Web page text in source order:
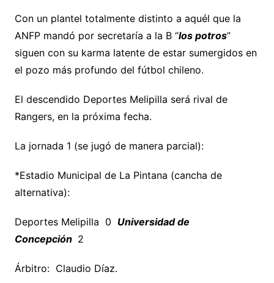
Con un plantel totalmente distinto a aquél que la
ANFP mandó por secretaría a la B “los potros”
siguen con su karma latente de estar sumergidos en
el pozo más profundo del fútbol chileno.
El descendido Deportes Melipilla será rival de
Rangers, en la próxima fecha.
La jornada 1 (se jugó de manera parcial):
*Estadio Municipal de La Pintana (cancha de
alternativa):
Deportes Melipilla 0 Universidad de
Concepción 2
Árbitro: Claudio Díaz.